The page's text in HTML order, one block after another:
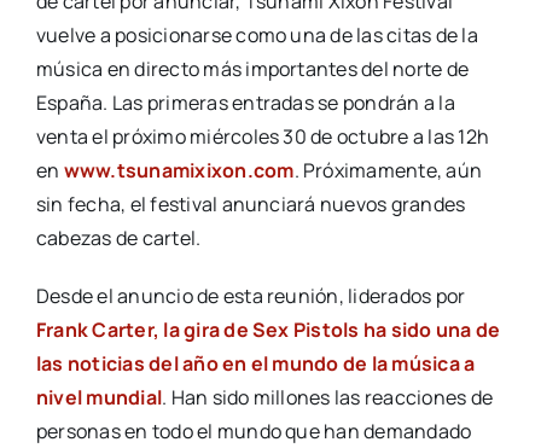
vuelve a posicionarse como una de las citas de la
música en directo más importantes del norte de
España. Las primeras entradas se pondrán a la
venta el próximo miércoles 30 de octubre a las 12h
en www.tsunamixixon.com. Próximamente, aún
sin fecha, el festival anunciará nuevos grandes
cabezas de cartel.
Desde el anuncio de esta reunión, liderados por
Frank Carter, la gira de Sex Pistols ha sido una de
las noticias del año en el mundo de la música a
nivel mundial. Han sido millones las reacciones de
personas en todo el mundo que han demandado